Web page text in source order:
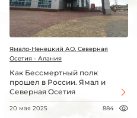
Ямало-Ненецкий АО, Северная
Осетия - Алания
Как Бессмертный полк
прошел в России. Ямал и
Северная Осетия
20 мая 2025 884